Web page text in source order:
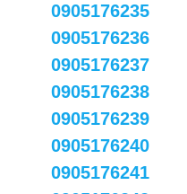
0905176235
0905176236
0905176237
0905176238
0905176239
0905176240
0905176241